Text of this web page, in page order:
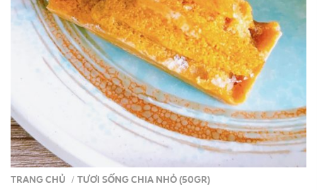
TRANG CHỦ / TƯƠI SỐNG CHIA NHỎ (50GR)